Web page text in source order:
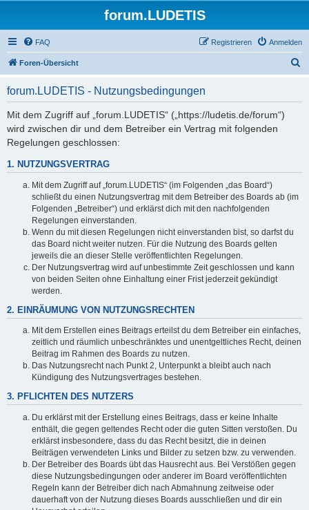
forum.LUDETIS
FAQ Anmelden
Registrieren
Foren-Übersicht
forum.LUDETIS - Nutzungsbedingungen
Mit dem Zugriff auf „forum.LUDETIS“ („https://ludetis.de/forum“)
wird zwischen dir und dem Betreiber ein Vertrag mit folgenden
Regelungen geschlossen:
1. NUTZUNGSVERTRAG
Mit dem Zugriff auf „forum.LUDETIS“ (im Folgenden „das Board“)
schließt du einen Nutzungsvertrag mit dem Betreiber des Boards ab (im
Folgenden „Betreiber“) und erklärst dich mit den nachfolgenden
Regelungen einverstanden.
Wenn du mit diesen Regelungen nicht einverstanden bist, so darfst du
das Board nicht weiter nutzen. Für die Nutzung des Boards gelten
jeweils die an dieser Stelle veröffentlichten Regelungen.
Der Nutzungsvertrag wird auf unbestimmte Zeit geschlossen und kann
von beiden Seiten ohne Einhaltung einer Frist jederzeit gekündigt
werden.
2. EINRÄUMUNG VON NUTZUNGSRECHTEN
Mit dem Erstellen eines Beitrags erteilst du dem Betreiber ein einfaches,
zeitlich und räumlich unbeschränktes und unentgeltliches Recht, deinen
Beitrag im Rahmen des Boards zu nutzen.
Das Nutzungsrecht nach Punkt 2, Unterpunkt a bleibt auch nach
Kündigung des Nutzungsvertrages bestehen.
3. PFLICHTEN DES NUTZERS
Du erklärst mit der Erstellung eines Beitrags, dass er keine Inhalte
enthält, die gegen geltendes Recht oder die guten Sitten verstoßen. Du
erklärst insbesondere, dass du das Recht besitzt, die in deinen
Beiträgen verwendeten Links und Bilder zu setzen bzw. zu verwenden.
Der Betreiber des Boards übt das Hausrecht aus. Bei Verstößen gegen
diese Nutzungsbedingungen oder anderer im Board veröffentlichten
Regeln kann der Betreiber dich nach Abmahnung zeitweise oder
dauerhaft von der Nutzung dieses Boards ausschließen und dir ein